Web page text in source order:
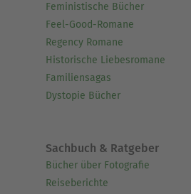
Feministische Bücher
Feel-Good-Romane
Regency Romane
Historische Liebesromane
Familiensagas
Dystopie Bücher
Sachbuch & Ratgeber
Bücher über Fotografie
Reiseberichte